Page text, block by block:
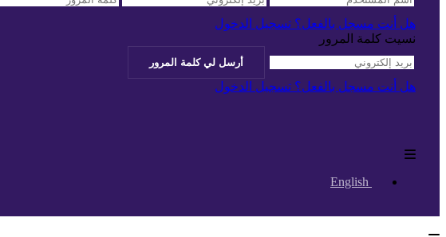
هل أنت مسجل بالفعل؟ تسجيل الدخول
نسيت كلمة المرور
هل أنت مسجل بالفعل؟ تسجيل الدخول
English